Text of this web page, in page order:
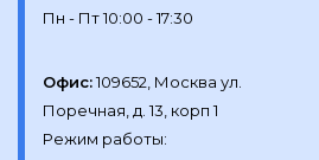
Офис:109652, Москва ул.
Поречная, д. 13, корп 1
Режим работы: